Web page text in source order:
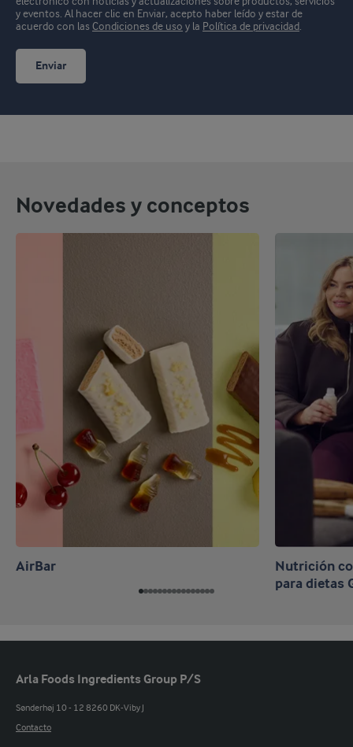
y eventos. Al hacer clic en Enviar, acepto haber leído y estar de
acuerdo con las Condiciones de uso y la Política de privacidad.
Enviar
Novedades y conceptos
AirBar
Nutrición
para dietas
Arla Foods Ingredients Group P/S
Sønderhøj 10 - 12 8260 DK-Viby J
Contacto